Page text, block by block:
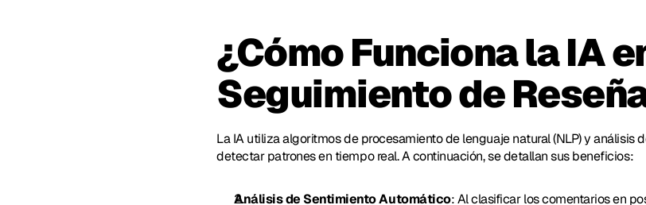
¿Cómo Funciona la IA
Seguimiento de
La IA utiliza algoritmos de procesamiento de lenguaje natural (NLP) y análisis
detectar patrones en tiempo real. A continuación, se detallan sus beneficios:
Análisis de Sentimiento Automático: Al clasificar los comentarios en